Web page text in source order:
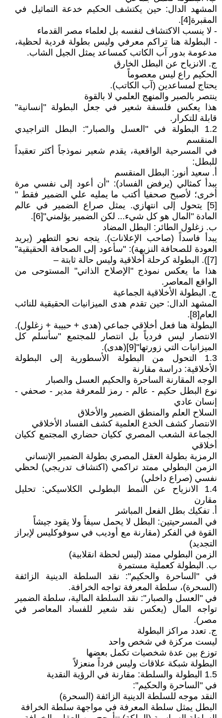
المشهد الدال: حين يكتشف الحكيم خدعة التماثيل في
المقبرة[4].
- لا ينسب الاكتشاف لنفسه بل لعلماء مصر القدماء
- البطولة هنا تراكم معرفي وليس بطولة فردية لحظية،
مدعومة بدور آب الكاتب كمساعد يمثل الجيل الشاب.
ج. الانزياح عن البطل الخارق
الحكيم راع ليس معصوماً
يحتاج لمساعدين (آب الكاتب).
ينتصر بالصبر والمنهج العلمي لا بالقوة
هذا يعكس فلسفة شعير في جعل البطولة "إنسانية"
قابلة للتكرار.
1.2 البطولة في "العسل والصبار": البطل التراجيدي
المنقسم
في المسرحية الواقعية، يقدم شعير نموذجاً أكثر تعقيداً
للبطل:
أ. سعيد أنور: البطل المنقسم
يبدأ كمثالي (يرفض الفساد): "أن أعود إلى نفسي مرة
أخرى؛ لأصبح صحفيا أكتب ما يمليه علي الضمير فقط "
[5] يتحول إلى انتهازي. يمثل صراع الضمير في عالم
المادة "المال هو كل شيء... لكن الضمير يؤلمني"[6].
ب. زغلول الطائر: البطل المضاد
يبدأ فاسداً (صاحب الإعلانات). يتجه نحو التطهر (يريد
العودة للصحافة النزيهة): "سأعود إلى الصحافة الحقيقية"
[7]). البطولة كرحلة أخلاقية وليس حالة ثابتة –
هذا ما يعكس نموذج "الإصلاح الذاتي" المستوحى من
الواقع المعاصر.
ج. البطولة الأخلاقية الجماعية
المشهد الدال: حين تقدم هدى الميزانيات الحقيقية للنائب
العام[8].
البطولة هنا فعل أخلاقي جماعي (هدى + حبيبة + زغلول).
الانتصار ليس فردياً بل انتصار للمجتمع "سأسلم كل
الميزانيات التي زورتها"[9](هدى).
1.3 التحول من البطولة الأسطورية إلى البطولة
الأخلاقية: دراسة مقارنة
الوجه المقارنة الساحرة والحكيم العسل والصبار
نوع البطل حكيم - عالم - رمز للمعرفة مدير - صحفي -
إنسان عادي
السلاح العلم والمنطق الضمير والأخلاق
الانتصار كشف الخدع العلمية كشف الفساد الأخلاقي
الجماعة الشعب المصري ككيان حضاري المجتمع ككيان
أخلاقي
الرمزية بطولة العقل المصري بطولة الضمير الإنساني
الزمن البطولي ممتد تراكمي (اكتشاف تدريجي) لحظي
نفسي (صراع داخلي)
1.4 الانزياح عن النمط البطولـي الكلاسيكي: تحليل
مقارن
أ. تفكيك بطل الفعل المباشر
في المسرحيتين: البطل لا يحمل سيفاً ولا يقود جيشاً
القوة في الفكر (مقارنة مع أوديب في سوفوكليس لإبراز
التجديد)
الزمن البطولي ممتد (ليس لحظة انقلابية)
ب. البطولة كعملية مستمرة
في "الساحرة والحكيم": نقد السلطة الدينية الزائفة
(السحرة)، سلطة المعرفة تواجه الخرافة.
في "العسل والصبار": نقد السلطة المالية، سلطة الضمير
تواجه المال (يعكس نقد شعير للفساد المعاصر في
مصر).
ج. تعدد مراكز البطولة
ليست مركزة في شخص واحد
توزع بين عدة شخصيات تكمل بعضها
البطولة شبكة علاقات وليس فرداً منعزلاً
1.5 البطولة والسلطة: مقارنة في الرؤية النقدية
في "الساحرة والحكيم":
النقد موجه للسلطة الدينية الزائفة (السحرة)
البطل يمثل سلطة المعرفة في مواجهة سلطة الخرافة